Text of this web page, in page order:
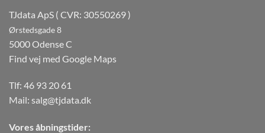
TJdata ApS ( CVR: 30550269 )
Ørstedsgade 8
5000 Odense C
Find vej med Google Maps
Tlf: 46 93 20 61
Mail: salg@tjdata.dk
Vores åbningstider: